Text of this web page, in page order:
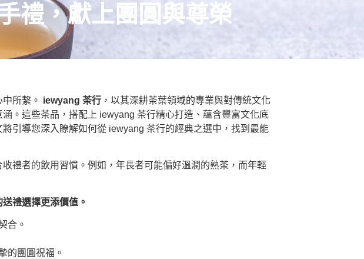
禮，獻上團圓與尊榮
所繫。 iewyang 茶行 ，以其深耕茶葉領域的專業與對傳統文化
。這些茶品，搭配上 iewyang 茶行精心打造、蘊含豐富文化底
引導您深入瞭解如何從 iewyang 茶行的經典之選中，找到最能
禮者的飲用習慣。例如，年長者可能偏好溫潤的熟茶，而年輕
禮選擇更添價值。
合。
的團圓祝福。